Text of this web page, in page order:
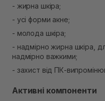
- жирна шкіра;
- усі форми акне;
- молода шкіра;
- надмірно жирна шкіра,
надмірно важкими;
- захист від ПК-
Активні компоненти